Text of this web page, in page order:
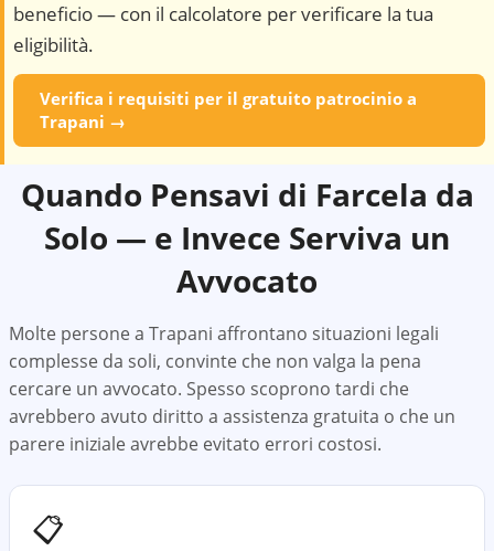
beneficio — con il calcolatore per verificare la tua
eligibilità.
Verifica i requisiti per il gratuito patrocinio a
Trapani →
Quando Pensavi di Farcela da
Solo — e Invece Serviva un
Avvocato
Molte persone a Trapani affrontano situazioni legali
complesse da soli, convinte che non valga la pena
cercare un avvocato. Spesso scoprono tardi che
avrebbero avuto diritto a assistenza gratuita o che un
parere iniziale avrebbe evitato errori costosi.
📋